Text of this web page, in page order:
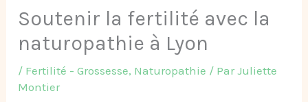
Soutenir la fertilité avec la
naturopathie à Lyon
/ Fertilité - Grossesse, Naturopathie / ParJuliette
Montier